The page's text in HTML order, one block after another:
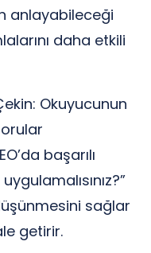
anlayabileceği
daha etkili
Okuyucunun
başarılı
sağlar
getirir.